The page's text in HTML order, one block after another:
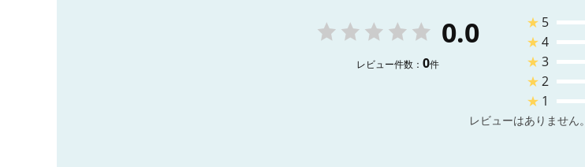
0.0
レビュー件数： 0件
★ 5
★4
★3
★2
★ 1
レビューはありません。